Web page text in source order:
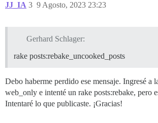
JJ_IA 9 Agosto, 2023 23:23
3
Gerhard Schlager:
rake posts:rebake_uncooked_posts
Debo haberme perdido ese mensaje. Ingresé a
web_only e intenté un rake posts:rebake, pero
Intentaré lo que publicaste. ¡Gracias!